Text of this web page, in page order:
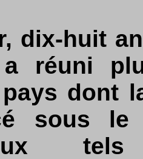
dix-huit
réuni
dont
sous le